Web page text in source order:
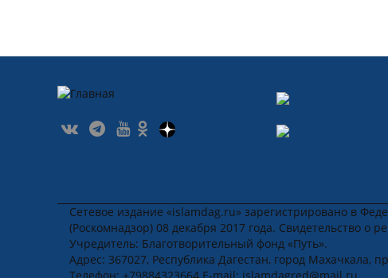
Сетевое издание «islamdag.ru» зарегистрировано в
(Роскомнадзор) 08 декабря 2017 года. Свидетельство о
Учредитель: Благотворительный фонд «Путь».
Адрес: 367027, Республика Дагестан, город Махачкала,